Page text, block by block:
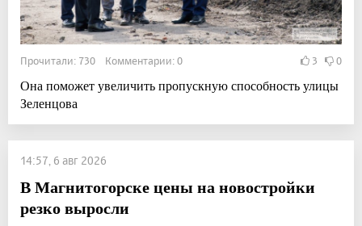
Прочитали: 730 Комментарии: 0 3 0
Она поможет увеличить пропускную способность улицы
Зеленцова
14:57, 6 авг 2026
В Магнитогорске цены на новостройки
резко выросли